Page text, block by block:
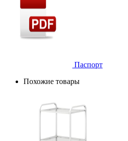
Паспорт
Похожие товары